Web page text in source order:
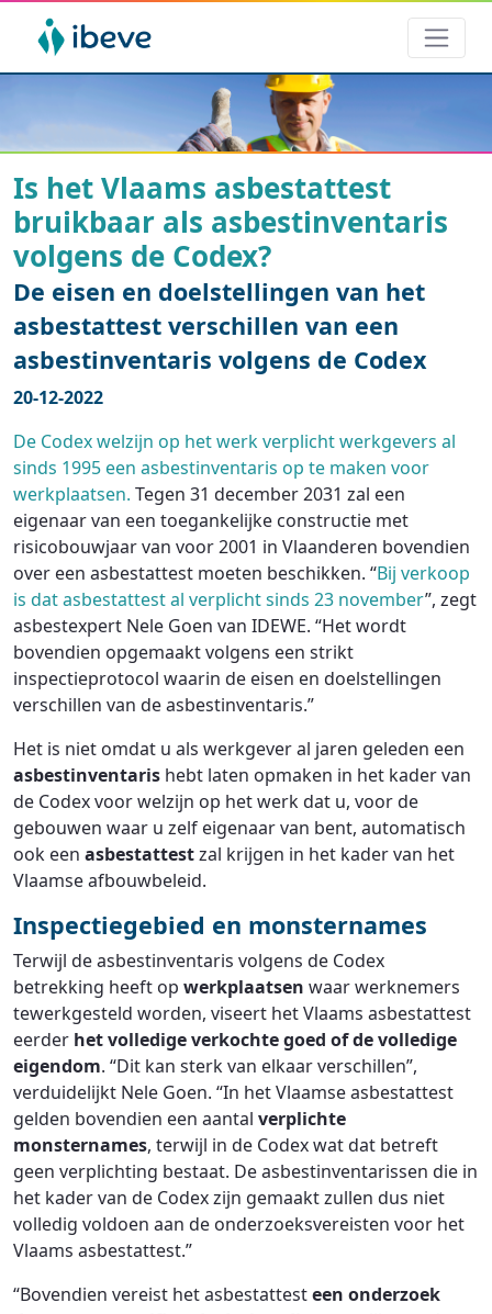
Is het Vlaams asbestattest
bruikbaar als asbestinventaris
volgens de Codex?
De eisen en doelstellingen van het
asbestattest verschillen van een
asbestinventaris volgens de Codex
20-12-2022
De Codex welzijn op het werk verplicht werkgevers al
sinds 1995 een asbestinventaris op te maken voor
werkplaatsen. Tegen 31 december 2031 zal een
eigenaar van een toegankelijke constructie met
risicobouwjaar van voor 2001 in Vlaanderen bovendien
over een asbestattest moeten beschikken. “Bij verkoop
is dat asbestattest al verplicht sinds 23 november”, zegt
asbestexpert Nele Goen van IDEWE. “Het wordt
bovendien opgemaakt volgens een strikt
inspectieprotocol waarin de eisen en doelstellingen
verschillen van de asbestinventaris.”
Het is niet omdat u als werkgever al jaren geleden een
asbestinventaris hebt laten opmaken in het kader van
de Codex voor welzijn op het werk dat u, voor de
gebouwen waar u zelf eigenaar van bent, automatisch
ook een asbestattestzal krijgen in het kader van het
Vlaamse afbouwbeleid.
Inspectiegebied en monsternames
Terwijl de asbestinventaris volgens de Codex
betrekking heeft op werkplaatsen waar werknemers
tewerkgesteld worden, viseert het Vlaams asbestattest
eerder het volledige verkochte goed of de volledige
eigendom. “Dit kan sterk van elkaar verschillen”,
verduidelijkt Nele Goen. “In het Vlaamse asbestattest
gelden bovendien een aantal verplichte
monsternames, terwijl in de Codex wat dat betreft
geen verplichting bestaat. De asbestinventarissen die in
het kader van de Codex zijn gemaakt zullen dus niet
volledig voldoen aan de onderzoeksvereisten voor het
Vlaams asbestattest.”
“Bovendien vereist het asbestattesteen onderzoek